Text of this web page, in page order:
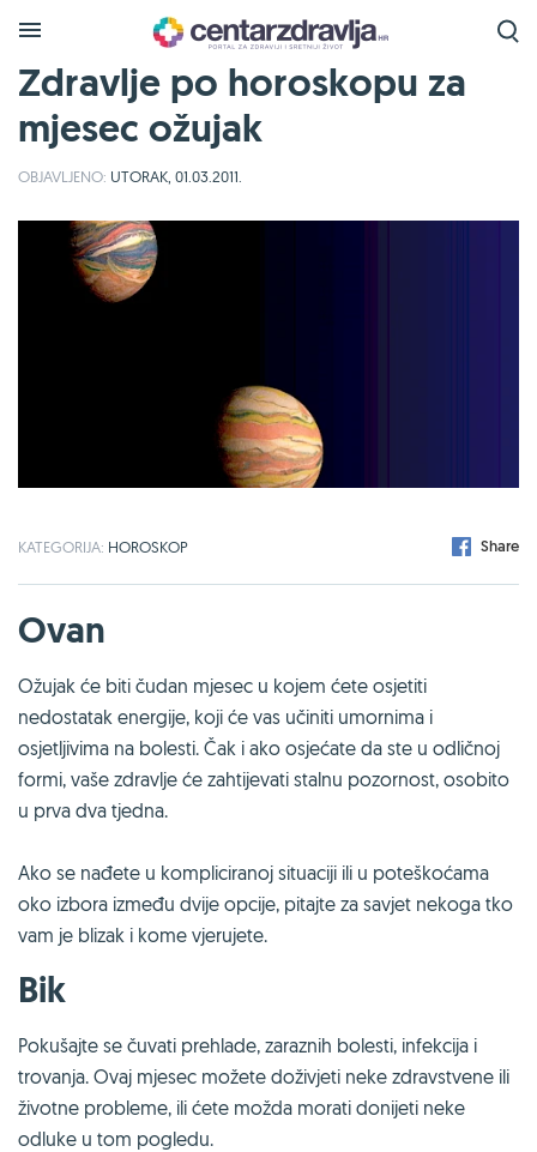
Zdravlje po horoskopu za
mjesec ožujak
OBJAVLJENO: UTORAK, 01.03.2011.
KATEGORIJA: HOROSKOP Share
Ovan
Ožujak će biti čudan mjesec u kojem ćete osjetiti
nedostatak energije, koji će vas učiniti umornima i
osjetljivima na bolesti. Čak i ako osjećate da ste u odličnoj
formi, vaše zdravlje će zahtijevati stalnu pozornost, osobito
u prva dva tjedna.
Ako se nađete u kompliciranoj situaciji ili u poteškoćama
oko izbora između dvije opcije, pitajte za savjet nekoga tko
vam je blizak i kome vjerujete.
Bik
Pokušajte se čuvati prehlade, zaraznih bolesti, infekcija i
trovanja. Ovaj mjesec možete doživjeti neke zdravstvene ili
životne probleme, ili ćete možda morati donijeti neke
odluke u tom pogledu.